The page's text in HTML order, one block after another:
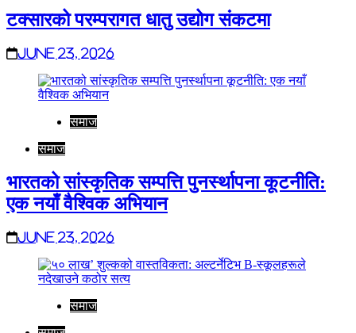
टक्सारको परम्परागत धातु उद्योग संकटमा
June 23, 2026
समाज
समाज
भारतको सांस्कृतिक सम्पत्ति पुनर्स्थापना कूटनीति:
एक नयाँ वैश्विक अभियान
June 23, 2026
समाज